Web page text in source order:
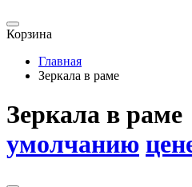
Корзина
Главная
Зеркала в раме
Зеркала в раме
умолчанию